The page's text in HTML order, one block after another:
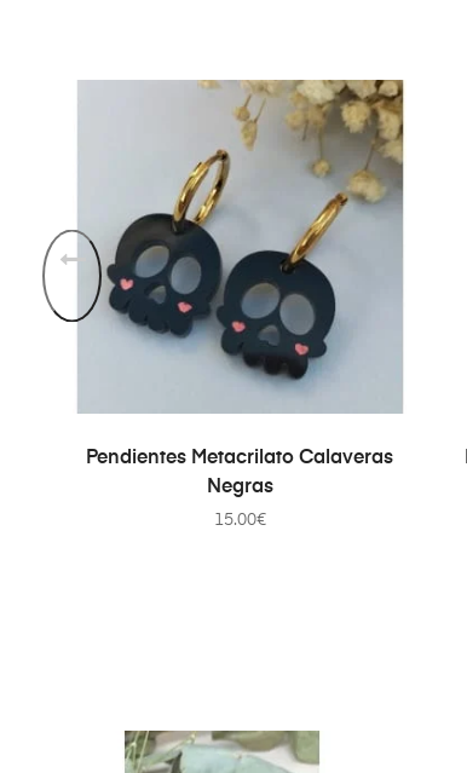
AÑADIR AL CARRITO
Pendientes Metacrilato Calaveras
Negras
15.00€